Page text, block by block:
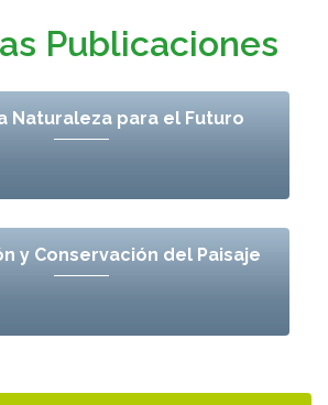
Publicaciones
Naturaleza para el Futuro
y Conservación del Paisaje